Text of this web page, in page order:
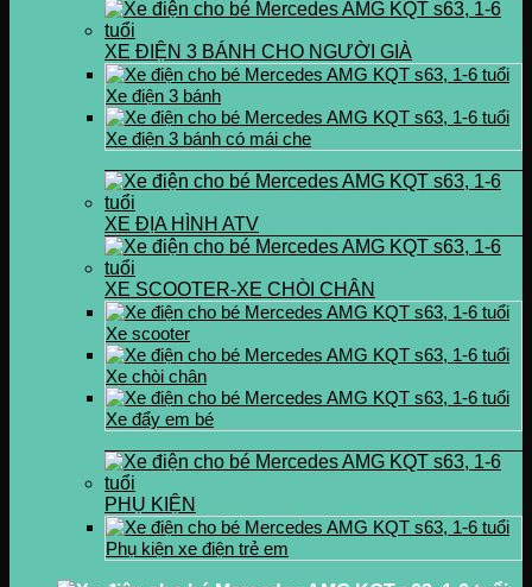
XE ĐIỆN 3 BÁNH CHO NGƯỜI GIÀ
Xe điện 3 bánh
Xe điện 3 bánh có mái che
XE ĐỊA HÌNH ATV
XE SCOOTER-XE CHÒI CHÂN
Xe scooter
Xe chòi chân
Xe đẩy em bé
PHỤ KIỆN
Phụ kiện xe điện trẻ em